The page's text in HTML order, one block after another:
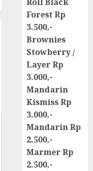
Forest Rp
3.500,-
Brownies
Stowberry /
Layer Rp
3.000,-
Mandarin
Kismiss Rp
3.000,-
Mandarin Rp
2.500,-
Marmer Rp
2.500,-